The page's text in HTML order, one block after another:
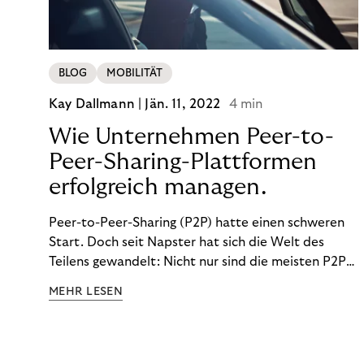
BLOG MOBILITÄT
Kay Dallmann | Jän. 11, 2022 4 min
Wie Unternehmen Peer-to-
Peer-Sharing-Plattformen
erfolgreich managen.
Peer-to-Peer-Sharing (P2P) hatte einen schweren
Start. Doch seit Napster hat sich die Welt des
Teilens gewandelt: Nicht nur sind die meisten P2P-
sich geändert. Und unsere Ansprüche auch.
MEHR LESEN